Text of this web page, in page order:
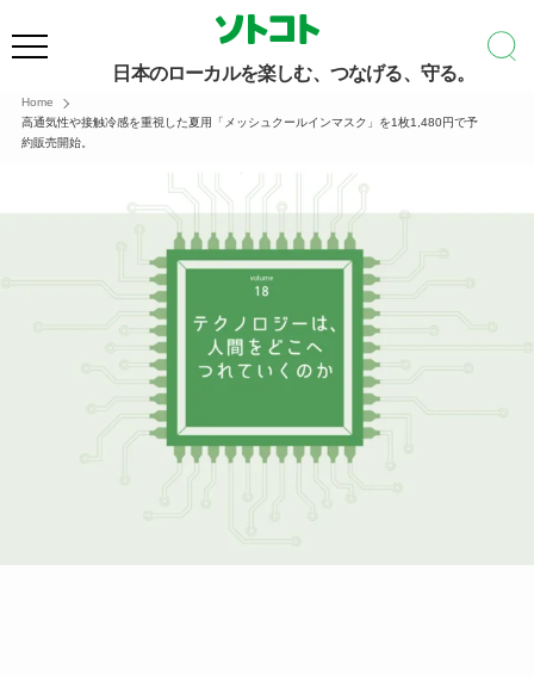
日本のローカルを楽しむ、つなげる、守る。
Home
高通気性や接触冷感を重視した夏用「メッシュクールインマスク」を1枚1,480円で予
約販売開始。